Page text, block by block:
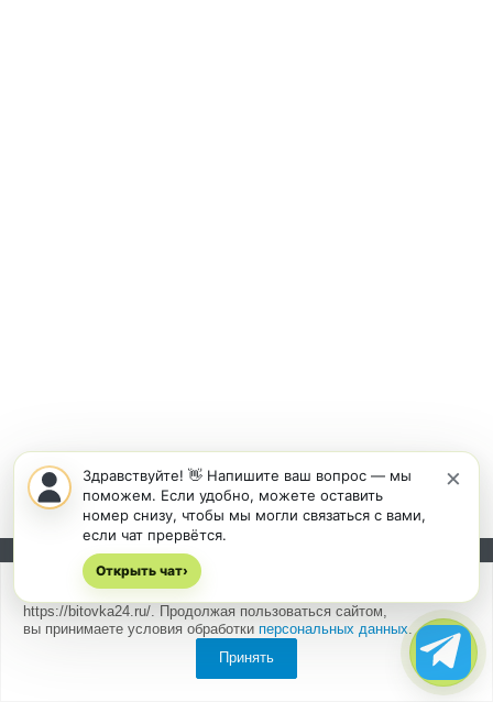
Подписывайтесь на новости и акции:
используем cookiesдля быстрой и удобной работы сайта
https://bitovka24.ru/. Продолжая пользоваться сайтом,
вы принимаете условия обработки персональных данных.
Принять
×
Здравствуйте! 👋 Напишите ваш вопрос — мы
поможем. Если удобно, можете оставить
номер снизу, чтобы мы могли связаться с вами,
если чат прервётся.
Открыть чат›